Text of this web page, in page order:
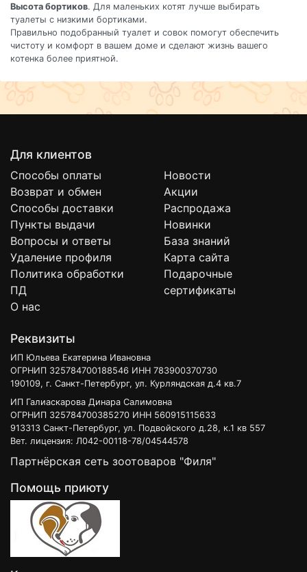
Высота бортиков. Для маленьких котят лучше выбирать
туалеты с низкими бортиками.
Правильно подобранный туалет и совок помогут обеспечить
чистоту и комфорт в вашем доме и сделают жизнь вашего
котенка более приятной.
Для клиентов
Способы оплаты
Возврат и обмен
Способы доставки
Пункты выдачи
Вопросы и ответы
Удаление профиля
Политика обработки
ПД
О нас
Новости
Акции
Распродажа
Новинки
База знаний
Карта сайта
Подарочные
сертификаты
Реквизиты
ИП Юльева Екатерина Ивановна
ОГРНИП 325784700188546 ИНН 783900370730
190109, г. Санкт-Петербург, ул. Курляндская д.4 кв.7
ИП Галиаскарова Динара Салимовна
ОГРНИП 325784700385270 ИНН 560915115633
913313 Санкт-Петербург, ул. Подвойского д.28, к.1 кв 557
Вет. лицензия: Л042-00118-78/04544578
Партнёрская сеть зоотоваров "Филя"
Помощь приюту